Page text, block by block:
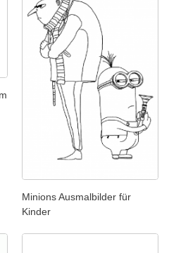
Minions Ausmalbilder für
Kinder